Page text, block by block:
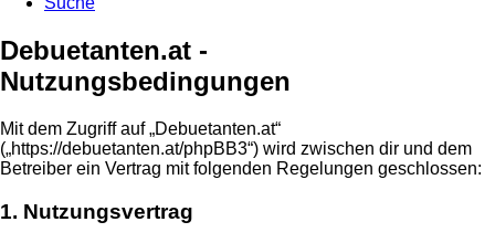
Debuetanten.at -
Nutzungsbedingungen
Mit dem Zugriff auf „Debuetanten.at“
(„https://debuetanten.at/phpBB3“) wird zwischen dir und dem
Betreiber ein Vertrag mit folgenden Regelungen geschlossen:
1. Nutzungsvertrag